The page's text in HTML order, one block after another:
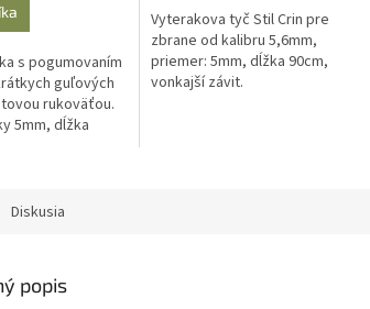
s pogumovaním
guľových
rukoväťou.
5mm, dĺžka
Vyterakova tyč Stil Crin pre
zbrane od kalibru 5,6mm,
priemer: 5mm, dĺžka 90cm,
vonkajší závit.
Diskusia
popis